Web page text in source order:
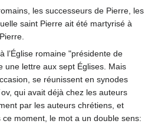
les successeurs de Pierre, les
saint Pierre ait été martyrisé à
l’Église romaine "présidente de
une lettre aux sept Églises. Mais
se réunissent en synodes
qui avait déjà chez les auteurs
par les auteurs chrétiens, et
ce moment, le mot a un double sens: